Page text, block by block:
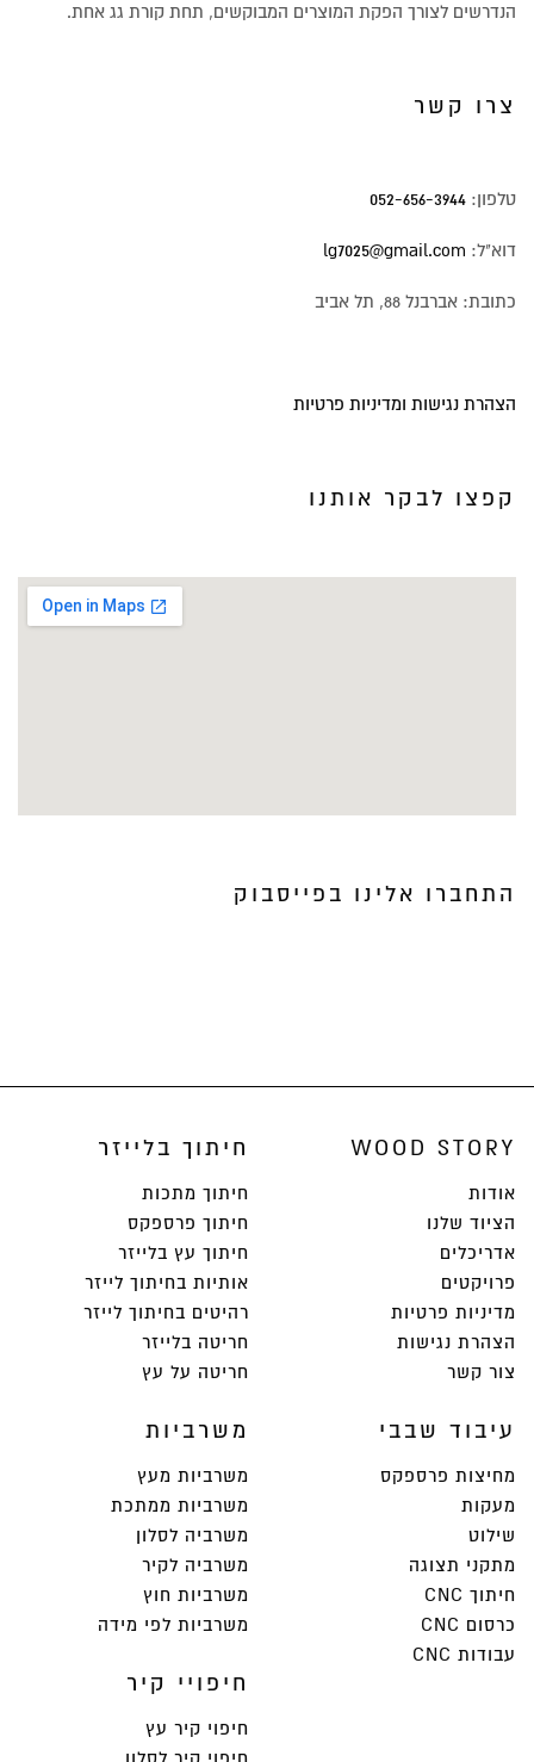
הנדרשים לצורך הפקת המוצרים המבוקשים, תחת קורת גג אחת.
צרו קשר
טלפון: 052-656-3944
דוא"ל: lg7025@gmail.com
כתובת: אברבנל 88, תל אביב
הצהרת נגישות ומדיניות פרטיות
קפצו לבקר אותנו
התחברו אלינו בפייסבוק
WOOD STORY
אודות
הציוד שלנו
אדריכלים
פרויקטים
מדיניות פרטיות
הצהרת נגישות
צור קשר
חיתוך בלייזר
חיתוך מתכות
חיתוך פרספקס
חיתוך עץ בלייזר
אותיות בחיתוך לייזר
רהיטים בחיתוך לייזר
חריטה בלייזר
חריטה על עץ
עיבוד שבבי
מחיצות פרספקס
מעקות
שילוט
מתקני תצוגה
חיתוך CNC
כרסום CNC
עבודות CNC
משרביות
משרביות מעץ
משרביות ממתכת
משרביה לסלון
משרביה לקיר
משרביות חוץ
משרביות לפי מידה
חיפויי קיר
חיפוי קיר עץ